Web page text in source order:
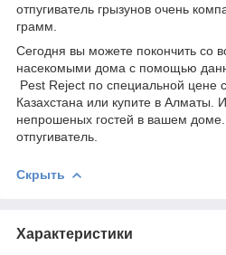
отпугиватель грызунов очень
грамм.
Сегодня вы можете покончить со
насекомыми дома с помощью
Pest Reject по специальной цене
Казахстана или купите в Алматы.
непрошеных гостей в вашем доме.
отпугиватель.
Скрыть
Характеристики